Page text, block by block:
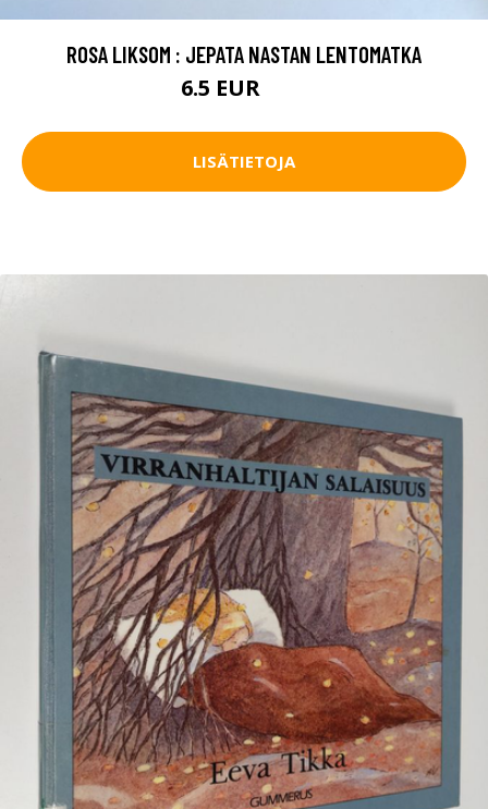
ROSA LIKSOM : JEPATA NASTAN LENTOMATKA
6.5 EUR
LISÄTIETOJA